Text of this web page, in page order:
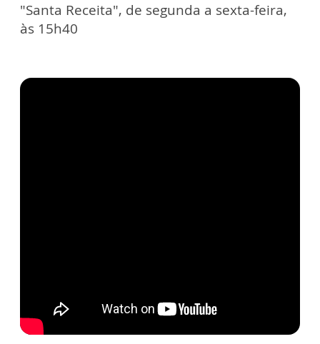
"Santa Receita", de segunda a sexta-feira,
às 15h40